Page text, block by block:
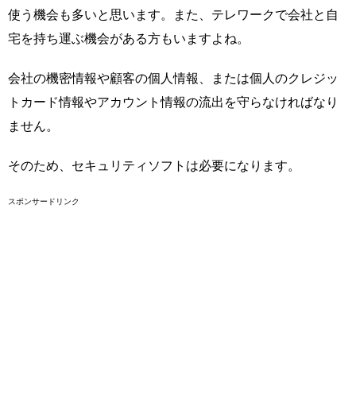
使う機会も多いと思います。また、テレワークで会社と自
宅を持ち運ぶ機会がある方もいますよね。
会社の機密情報や顧客の個人情報、または個人のクレジッ
トカード情報やアカウント情報の流出を守らなければなり
ません。
そのため、セキュリティソフトは必要になります。
スポンサードリンク